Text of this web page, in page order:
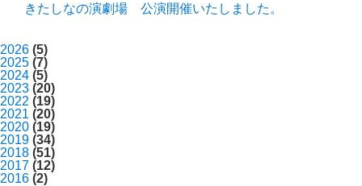
きたしなの演劇場 公演開催いたしました。
2026 (5)
2025 (7)
2024 (5)
2023 (20)
2022 (19)
2021 (20)
2020 (19)
2019 (34)
2018 (51)
2017 (12)
2016 (2)